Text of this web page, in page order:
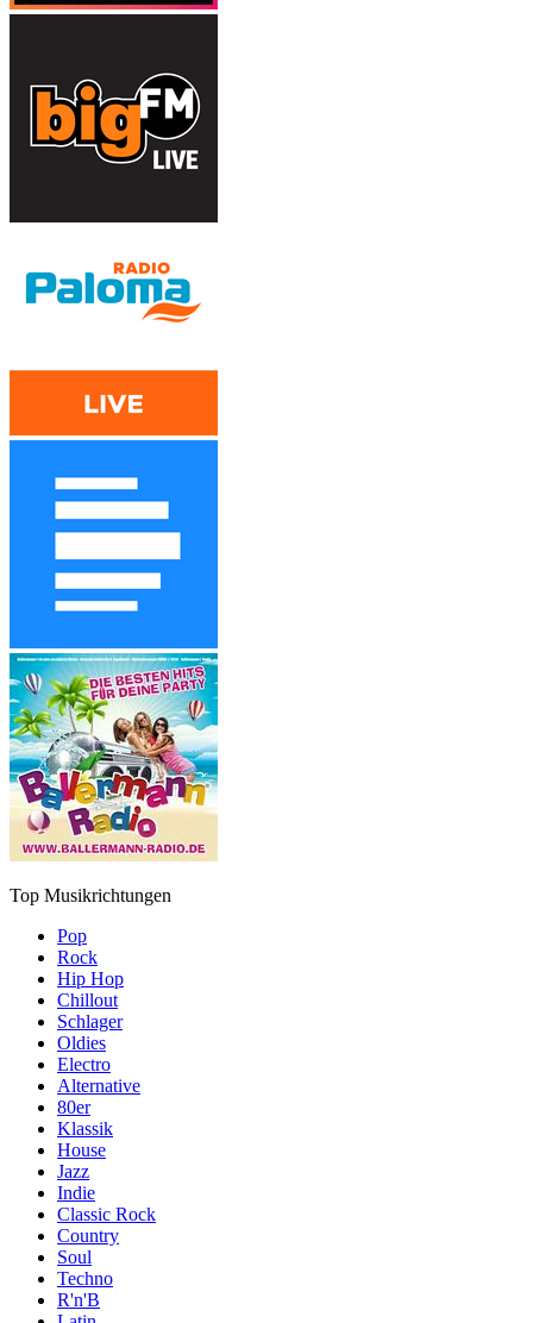
Top Musikrichtungen
Pop
Rock
Hip Hop
Chillout
Schlager
Oldies
Electro
Alternative
80er
Klassik
House
Jazz
Indie
Classic Rock
Country
Soul
Techno
R'n'B